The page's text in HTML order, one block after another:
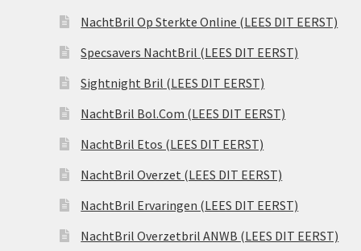
NachtBril Op Sterkte Online (LEES DIT EERST)
Specsavers NachtBril (LEES DIT EERST)
Sightnight Bril (LEES DIT EERST)
NachtBril Bol.Com (LEES DIT EERST)
NachtBril Etos (LEES DIT EERST)
NachtBril Overzet (LEES DIT EERST)
NachtBril Ervaringen (LEES DIT EERST)
NachtBril Overzetbril ANWB (LEES DIT EERST)